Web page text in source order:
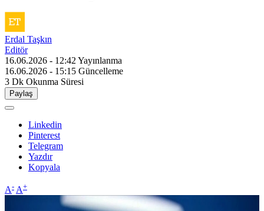
Erdal Taşkın
Editör
16.06.2026 - 12:42 Yayınlanma
16.06.2026 - 15:15 Güncelleme
3 Dk Okunma Süresi
Paylaş
Linkedin
Pinterest
Telegram
Yazdır
Kopyala
A- A+